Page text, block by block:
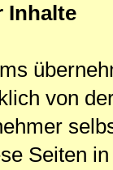
Inhalte
von
Seiten